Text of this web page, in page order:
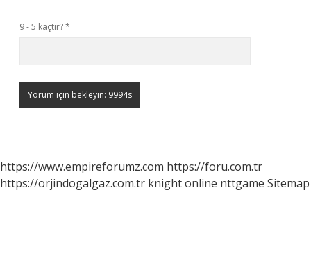
9 - 5 kaçtır?*
https://www.empireforumz.com https://foru.com.tr
https://orjindogalgaz.com.tr knight online nttgame Sitemap